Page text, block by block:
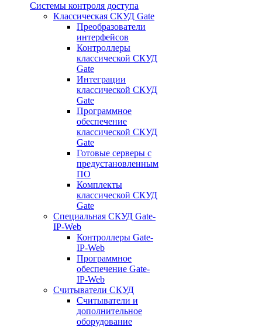
Системы контроля доступа
Классическая СКУД Gate
Преобразователи
интерфейсов
Контроллеры
классической СКУД
Gate
Интеграции
классической СКУД
Gate
Программное
обеспечение
классической СКУД
Gate
Готовые серверы с
предустановленным
ПО
Комплекты
классической СКУД
Gate
Специальная СКУД Gate-
IP-Web
Контроллеры Gate-
IP-Web
Программное
обеспечение Gate-
IP-Web
Считыватели СКУД
Считыватели и
дополнительное
оборудование